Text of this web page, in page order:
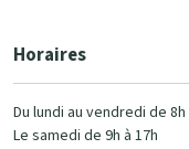
Horaires
Du lundi au vendredi de 8h
Le samedi de 9h à 17h